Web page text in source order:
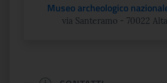
Museo archeologico
via Santeramo - 70022